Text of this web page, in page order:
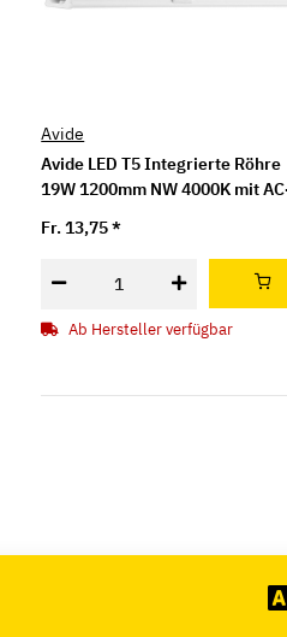
Avide
Avide LED T5 Integrierte Röhre
19W 1200mm NW 4000K mit
Fr. 13,75*
Ab Hersteller verfügbar